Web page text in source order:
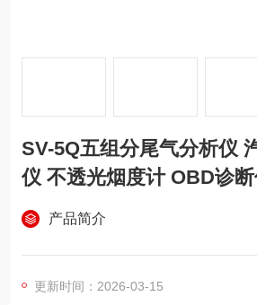
SV-5Q五组分尾气分析仪
仪 不透光烟度计 OBD诊
产品简介
更新时间：2026-03-15